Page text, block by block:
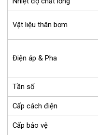
Vật liệu thân bơm
Điện áp & Pha
Tần số
Cấp cách điện
Cấp bảo vệ